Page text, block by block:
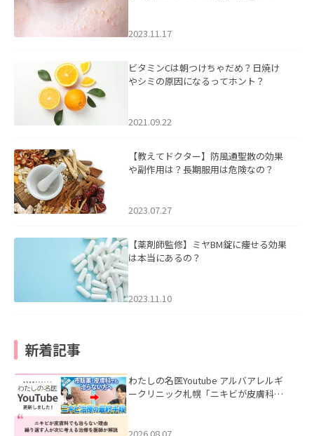
2023.11.17
ビタミンCは朝つけちゃだめ？日焼け
やシミの原因になるってホント？
2021.09.22
【教えてドクター】防風通聖散の効果
や副作用は？長期服用は危険なの？
2023.07.27
【薬剤師監修】ミヤBM錠に痩せる効果
は本当にあるの？
2023.11.10
新着記事
わたしの名医Youtube アルバアレルギ
ークリニック札幌「ニキビが皮膚科で
ました。